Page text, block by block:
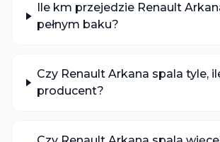
Ile km przejedzie Renault
pełnym baku?
Czy Renault Arkana spala tyle,
producent?